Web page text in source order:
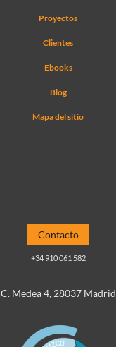
Proyectos
Clientes
Ebooks
Blog
Mapa del sitio
Contacto
+34 910 061 582
C. Medea 4, 28037 Madrid